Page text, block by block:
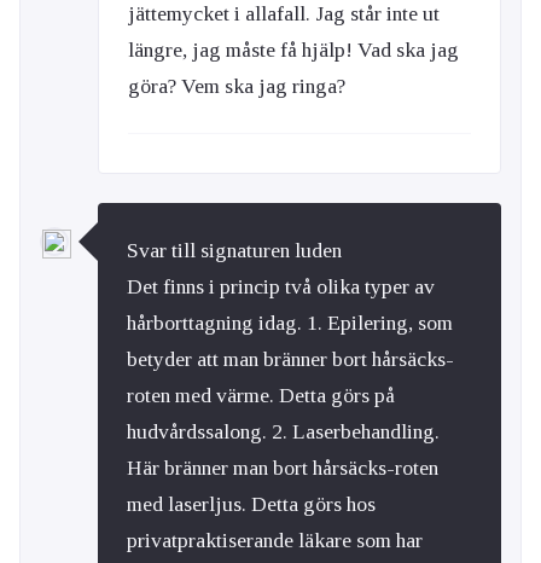
jättemycket i allafall. Jag står inte ut
längre, jag måste få hjälp! Vad ska jag
göra? Vem ska jag ringa?
Svar till signaturen luden
Det finns i princip två olika typer av
hårborttagning idag. 1. Epilering, som
betyder att man bränner bort hårsäcks-
roten med värme. Detta görs på
hudvårdssalong. 2. Laserbehandling.
Här bränner man bort hårsäcks-roten
med laserljus. Detta görs hos
privatpraktiserande läkare som har